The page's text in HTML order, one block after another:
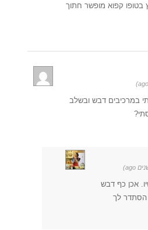
קפוא מופשר חתוך
במרכיבים דבש ובשלב
אכן כף דבש
לך